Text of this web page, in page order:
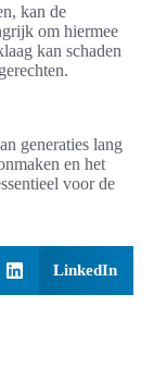
kan de
om hiermee
kan schaden
generaties lang
en het
voor de
LinkedIn